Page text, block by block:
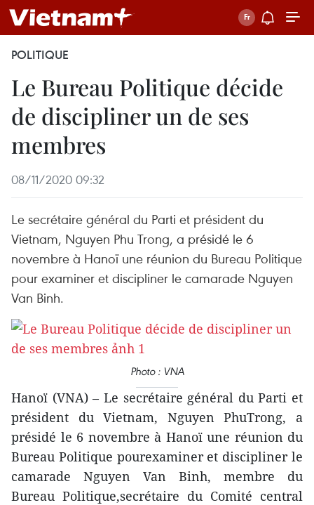
POLITIQUE
Le Bureau Politique décide
de discipliner un de ses
membres
08/11/2020 09:32
Le secrétaire général du Parti et président du
Vietnam, Nguyen Phu Trong, a présidé le 6
novembre à Hanoï une réunion du Bureau Politique
pour examiner et discipliner le camarade Nguyen
Van Binh.
Photo : VNA
Hanoï (VNA) – Le secrétaire général du Parti et
président du Vietnam, Nguyen PhuTrong, a
présidé le 6 novembre à Hanoï une réunion du
Bureau Politique pourexaminer et discipliner le
camarade Nguyen Van Binh, membre du
Bureau Politique,secrétaire du Comité central